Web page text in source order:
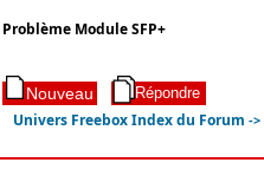
Problème Module SFP+
Univers Freebox Index du Forum ->